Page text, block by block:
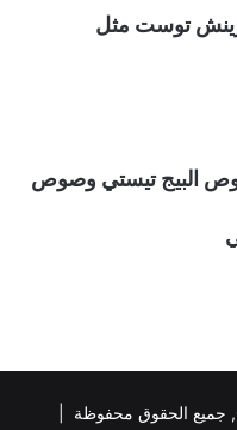
فرينش توست مثل
البيج تيستي وصوص